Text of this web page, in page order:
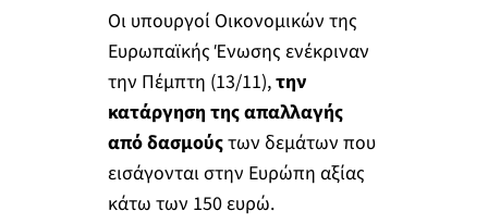
Οι υπουργοί Οικονομικών της
Ευρωπαϊκής Ένωσης ενέκριναν
την Πέμπτη (13/11),την
κατάργηση της απαλλαγής
από δασμούςτων δεμάτων που
εισάγονται στην Ευρώπη αξίας
κάτω των 150 ευρώ.